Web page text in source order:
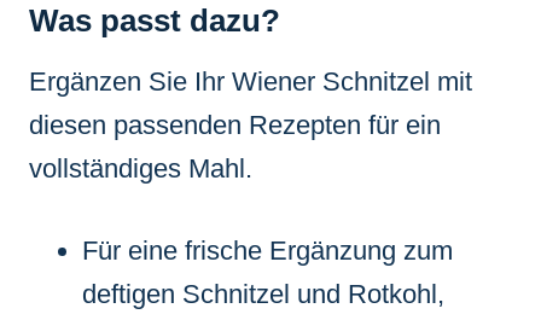
Was passt dazu?
Ergänzen Sie Ihr Wiener Schnitzel mit
diesen passenden Rezepten für ein
vollständiges Mahl.
Für eine frische Ergänzung zum
deftigen Schnitzel und Rotkohl,